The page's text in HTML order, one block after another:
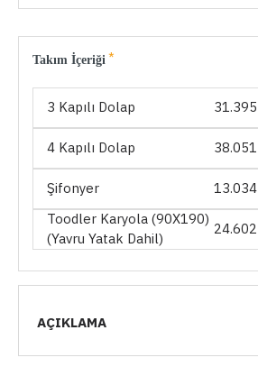
Takım İçeriği
3 Kapılı Dolap
4 Kapılı Dolap
Şifonyer
Toodler Karyola (90X190)
(Yavru Yatak Dahil)
AÇIKLAMA